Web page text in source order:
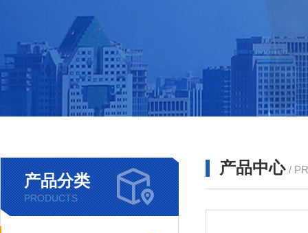
产品分类
PRODUCTS
产品中心 /